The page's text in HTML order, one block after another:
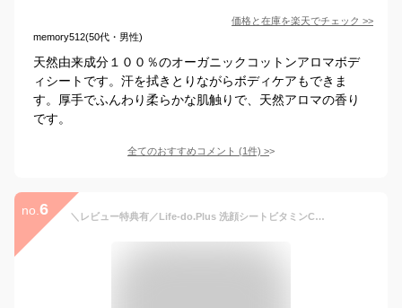
価格と在庫を楽天でチェック >>
memory512(50代・男性)
天然由来成分１００％のオーガニックコットンアロマボデ
ィシートです。汗を拭きとりながらボディケアもできま
す。厚手でふんわり柔らかな肌触りで、天然アロマの香り
です。
全てのおすすめコメント (1件) >
no. 6 ＼レビュー特典有／Life-do.Plus 洗顔シートビタミンC誘導体 [単品内容量/30枚]×1個 | 瞬間肌温度 ボディシート 爽快シート 制汗シート 汗拭きシート ひんやりシート 日本製 女性 メンズ メントール 保湿 サラサラ リフレッシュ 快適